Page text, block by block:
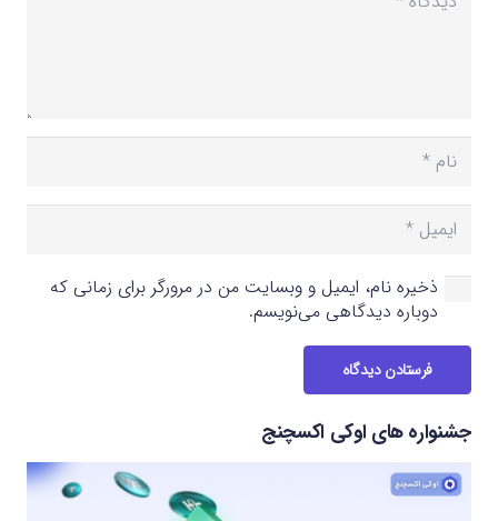
ذخیره نام، ایمیل و وبسایت من در مرورگر برای زمانی که
دوباره دیدگاهی می‌نویسم.
فرستادن دیدگاه
جشنواره های اوکی اکسچنج